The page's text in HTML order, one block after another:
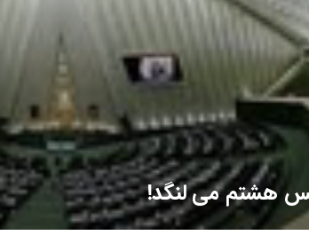
هشتم می لنگد!